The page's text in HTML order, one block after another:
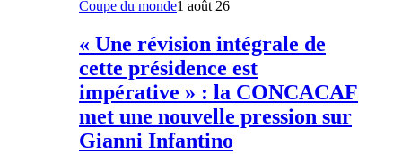
Coupe du monde1 août 26
« Une révision intégrale de
cette présidence est
impérative » : la CONCACAF
met une nouvelle pression sur
Gianni Infantino